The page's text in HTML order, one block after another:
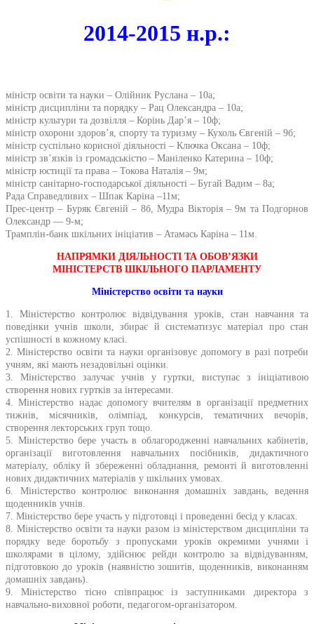
2014-2015 н.р.:
міністр освіти та науки – Олійник Руслана – 10а;
міністр дисципліни та порядку – Рац Олександра – 10а;
міністр культури та дозвілля – Корінь Дар’я – 10ф;
міністр охорони здоров’я, спорту та туризму – Кухоль Євгеній – 9б;
міністр суспільно корисної діяльності – Ключка Оксана – 10ф;
міністр зв’язків із громадськістю – Маніленко Катерина – 10ф;
міністр юстиції та права – Токова Наталія – 9м;
міністр санітарно-господарської діяльності – Бугай Вадим – 8а;
Рада Справедливих – Шпак Каріна –11м;
Прес-центр – Буряк Євгеній – 8б, Мудра Вікторія – 9м та Подгорнов
Олександр — 9-м;
Трамплін-банк шкільних ініціатив – Атамась Каріна – 11м.
НАПРЯМКИ ДІЯЛЬНОСТІ ТА ОБОВ’ЯЗКИ
МІНІСТЕРСТВ ШКІЛЬНОГО ПАРЛАМЕНТУ
Міністерство освіти та науки
1. Міністерство контролює відвідування уроків, стан навчання та
поведінки учнів школи, збирає й систематизує матеріал про стан
успішності в кожному класі.
2. Міністерство освіти та науки організовує допомогу в разі потреби
учням, які мають незадовільні оцінки.
3. Міністерство залучає учнів у гуртки, виступає з ініціативою
створення нових гуртків за інтересами.
4. Міністерство надає допомогу вчителям в організації предметних
тижнів, місячників, олімпіад, конкурсів, тематичних вечорів,
створення лекторських груп тощо.
5. Міністерство бере участь в облагородженні навчальних кабінетів,
організації виготовлення навчальних посібників, дидактичного
матеріалу, обліку й збереженні обладнання, ремонті й виготовленні
нових дидактичних матеріалів у шкільних умовах.
6. Міністерство контролює виконання домашніх завдань, ведення
щоденників учнів.
7. Міністерство бере участь у підготовці і проведенні бесід у класах.
8. Міністерство освіти та науки разом із міністерством дисципліни та
порядку веде боротьбу з пропусками уроків окремими учнями і
школярами в цілому, здійснює рейди контролю за відвідуванням,
підготовкою до уроків (наявністю зошитів, щоденників, виконанням
домашніх завдань).
9. Міністерство тісно співпрацює із заступниками директора з
навчально-виховної роботи, педагогом-організатором.